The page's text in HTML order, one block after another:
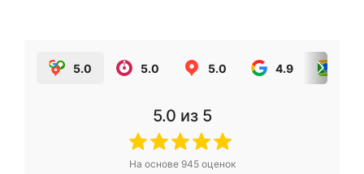
5.0 5.0 5.0 4.9
5.0 из 5
На основе 945оценок